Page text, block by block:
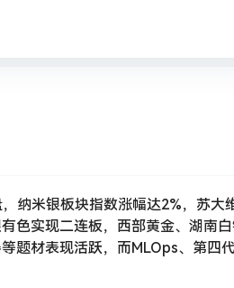
纳米银板块指数涨幅达2%，苏大
色实现二连板，西部黄金、湖南
题材表现活跃，而MLOps、第四